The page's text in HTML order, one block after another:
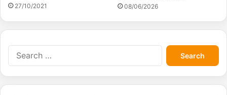
27/10/2021 08/06/2026
S
e
a
r